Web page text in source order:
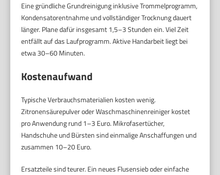
Eine gründliche Grundreinigung inklusive Trommelprogramm,
Kondensatorentnahme und vollständiger Trocknung dauert
länger. Plane dafür insgesamt 1,5–3 Stunden ein. Viel Zeit
entfällt auf das Laufprogramm. Aktive Handarbeit liegt bei
etwa 30–60 Minuten.
Kostenaufwand
Typische Verbrauchsmaterialien kosten wenig.
Zitronensäurepulver oder Waschmaschinenreiniger kostet
pro Anwendung rund 1–3 Euro. Mikrofasertücher,
Handschuhe und Bürsten sind einmalige Anschaffungen und
zusammen 10–20 Euro.
Ersatzteile sind teurer. Ein neues Flusensieb oder einfache